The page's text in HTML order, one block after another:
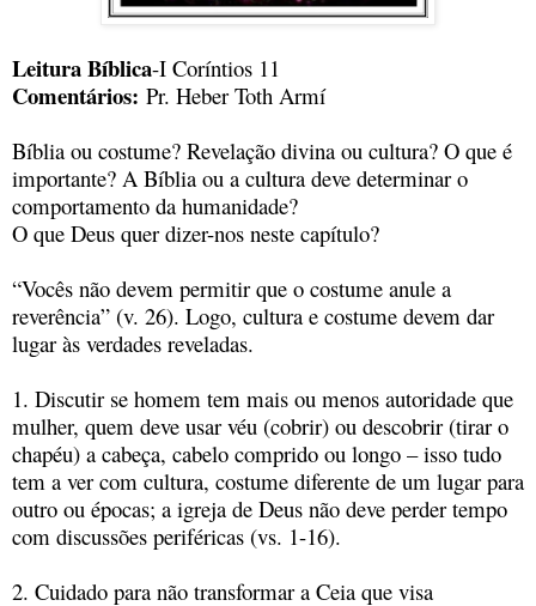
Leitura Bíblica-I Coríntios 11
Comentários: Pr. Heber Toth Armí
Bíblia ou costume? Revelação divina ou cultura? O que é
importante? A Bíblia ou a cultura deve determinar o
comportamento da humanidade?
O que Deus quer dizer-nos neste capítulo?
“Vocês não devem permitir que o costume anule a
reverência” (v. 26). Logo, cultura e costume devem dar
lugar às verdades reveladas.
1. Discutir se homem tem mais ou menos autoridade que
mulher, quem deve usar véu (cobrir) ou descobrir (tirar o
chapéu) a cabeça, cabelo comprido ou longo – isso tudo
tem a ver com cultura, costume diferente de um lugar para
outro ou épocas; a igreja de Deus não deve perder tempo
com discussões periféricas (vs. 1-16).
2. Cuidado para não transformar a Ceia que visa